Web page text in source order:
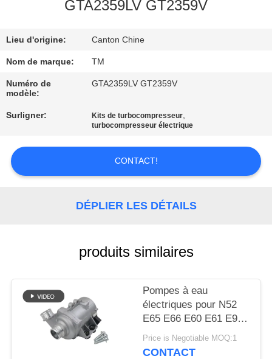
DE
L'USINE
DE
QUALITÉ
NOUS
CONTACTER
DEMANDER
UN DEVIS
GTA2359LV GT2359V
Lieu d'origine: Canton Chine
Nom de marque: TM
Numéro de
modèle:
GTA2359LV GT2359V
Surligner: Kits de turbocompresseur,
turbocompresseur électrique
CONTACT!
DÉPLIER LES DÉTAILS
produits similaires
Pompes à eau
électriques pour N52
E65 E66 E60 E61 E90
E91
Price is Negotiable MOQ:1
CONTACT